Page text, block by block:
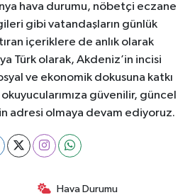
hava durumu, nöbetçi eczane
gibi vatandaşların günlük
içeriklere de anlık olarak
Türk olarak, Akdeniz’in incisi
ve ekonomik dokusuna katkı
güvenilir, güncel
adresi olmaya devam ediyoruz.
Hava Durumu